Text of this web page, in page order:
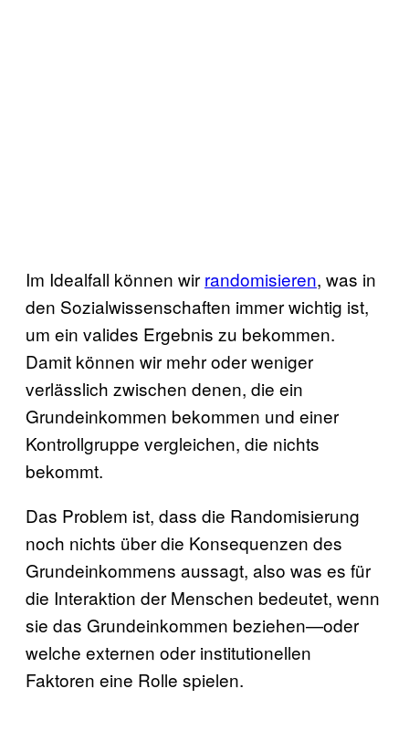
Im Idealfall können wir randomisieren, was in
den Sozialwissenschaften immer wichtig ist,
um ein valides Ergebnis zu bekommen.
Damit können wir mehr oder weniger
verlässlich zwischen denen, die ein
Grundeinkommen bekommen und einer
Kontrollgruppe vergleichen, die nichts
bekommt.
Das Problem ist, dass die Randomisierung
noch nichts über die Konsequenzen des
Grundeinkommens aussagt, also was es für
die Interaktion der Menschen bedeutet, wenn
sie das Grundeinkommen beziehen—oder
welche externen oder institutionellen
Faktoren eine Rolle spielen.